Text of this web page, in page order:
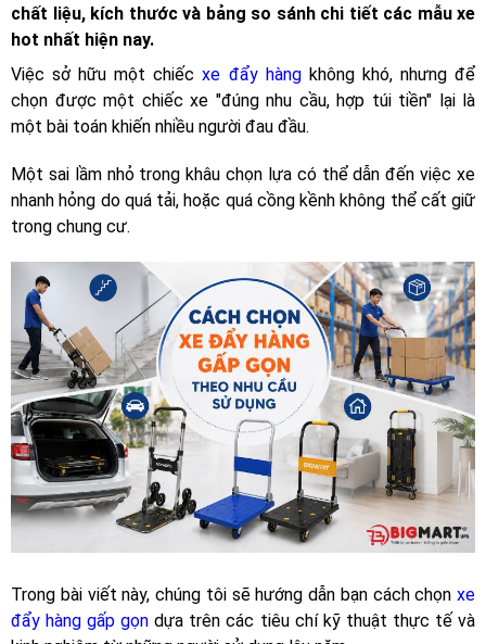
chất liệu, kích thước và bảng so sánh chi tiết các mẫu xe
hot nhất hiện nay.
Việc sở hữu một chiếcxe đẩy hàngkhông khó, nhưng để
chọn được một chiếc xe "đúng nhu cầu, hợp túi tiền" lại là
một bài toán khiến nhiều người đau đầu.
Một sai lầm nhỏ trong khâu chọn lựa có thể dẫn đến việc xe
nhanh hỏng do quá tải, hoặc quá cồng kềnh không thể cất giữ
trong chung cư.
Trong bài viết này, chúng tôi sẽ hướng dẫn bạn cách chọn xe
đẩy hàng gấp gọn dựa trên các tiêu chí kỹ thuật thực tế và